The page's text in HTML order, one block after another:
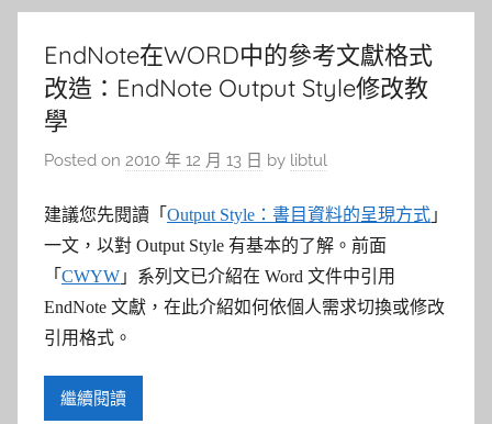
EndNote在WORD中的參考文獻格式
改造：EndNote Output Style修改教
學
Posted on 2010 年 12 月 13 日 by libtul
建議您先閱讀「 Output Style：書目資料的呈現方式 」
一文，以對 Output Style 有基本的了解。 前面
「 CWYW 」系列文已介紹在 Word 文件中引用
EndNote 文獻，在此介紹如何依個人需求切換或修改
引用格式。
繼續閱讀